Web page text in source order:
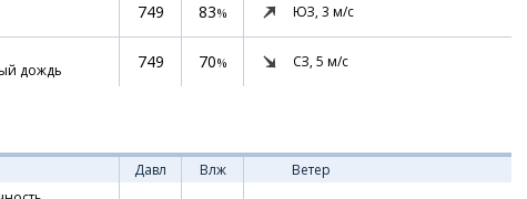
749 83% ЮЗ, 3 м/с
дождь
749 70% СЗ, 5 м/с
Давл Влж
Ветер